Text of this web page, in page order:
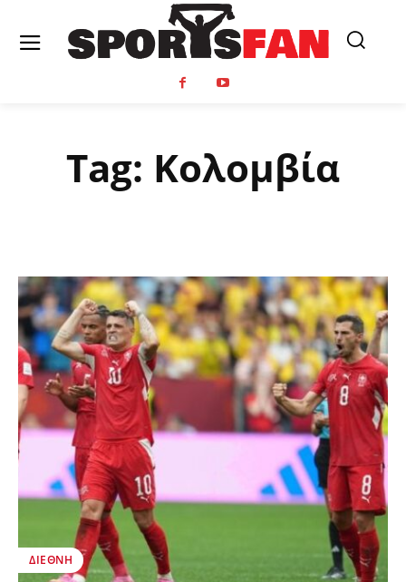
Tag: Κολομβία
ΔΙΕΘΝΉ